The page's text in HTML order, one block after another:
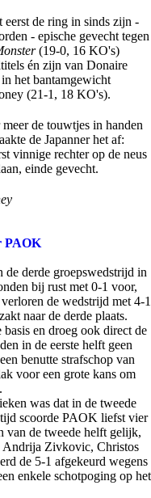
eerst de ring in sinds zijn -
- epische gevecht tegen
(19-0, 16 KO's)
én zijn van Donaire
het bantamgewicht
(21-1, 18 KO's).
de touwtjes in handen
de Japanner het af:
vinnige rechter op de neus
einde gevecht.
PAOK
de derde groepswedstrijd in
bij rust met 0-1 voor,
de wedstrijd met 4-1
naar de derde plaats.
en droeg ook direct de
in de eerste helft geen
benutte strafschop van
voor een grote kans om
was dat in de tweede
scoorde PAOK liefst vier
van de tweede helft gelijk,
Andrija Zivkovic, Christos
de 5-1 afgekeurd wegens
enkele schotpoging op het